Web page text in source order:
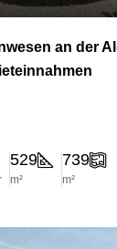
an der
529
m²
739
m²